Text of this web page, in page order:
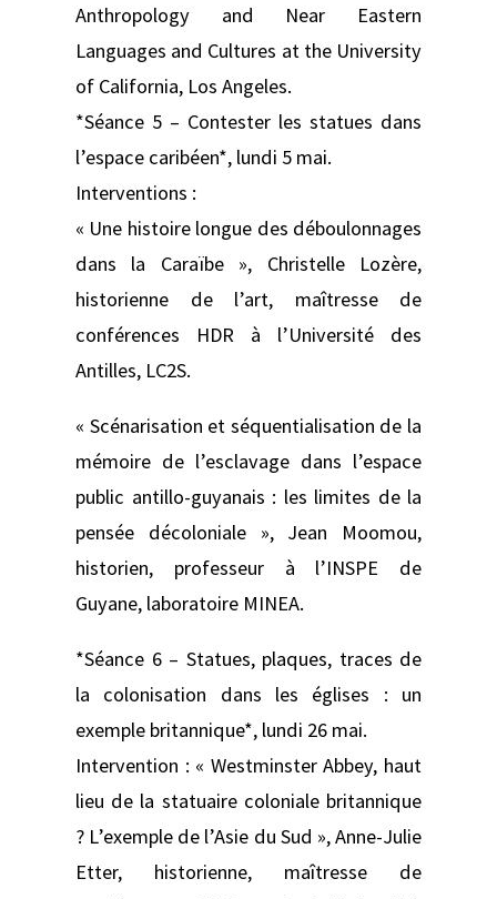
Anthropology and Near Eastern
Languages and Cultures at the University
of California, Los Angeles.
*Séance 5 – Contester les statues dans
l’espace caribéen*, lundi 5 mai.
Interventions :
« Une histoire longue des déboulonnages
dans la Caraïbe », Christelle Lozère,
historienne de l’art, maîtresse de
conférences HDR à l’Université des
Antilles, LC2S.
« Scénarisation et séquentialisation de la
mémoire de l’esclavage dans l’espace
public antillo-guyanais : les limites de la
pensée décoloniale », Jean Moomou,
historien, professeur à l’INSPE de
Guyane, laboratoire MINEA.
*Séance 6 – Statues, plaques, traces de
la colonisation dans les églises : un
exemple britannique*, lundi 26 mai.
Intervention : « Westminster Abbey, haut
lieu de la statuaire coloniale britannique
? L’exemple de l’Asie du Sud », Anne-Julie
Etter, historienne, maîtresse de